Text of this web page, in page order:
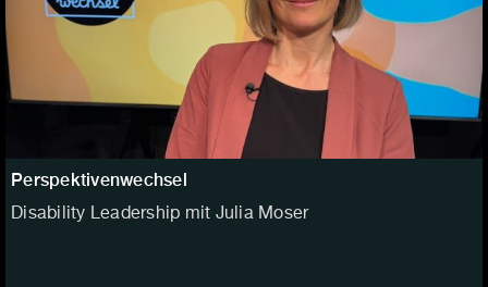
Perspektivenwechsel
Disability Leadership mit Julia Moser